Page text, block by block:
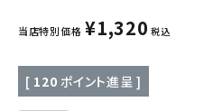
フード・ドリンク
当店特別価格 ¥1,320 税込
[ 120 ポイント進呈 ]